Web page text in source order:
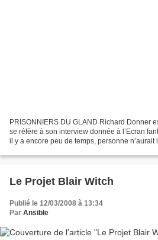
PRISONNIERS DU GLAND Richard Donner
se réfère à son interview donnée à l’Ecran
il y a encore peu de temps, personne
Le Projet Blair Witch
Publié le 12/03/2008 à 13:34
Par Ansible